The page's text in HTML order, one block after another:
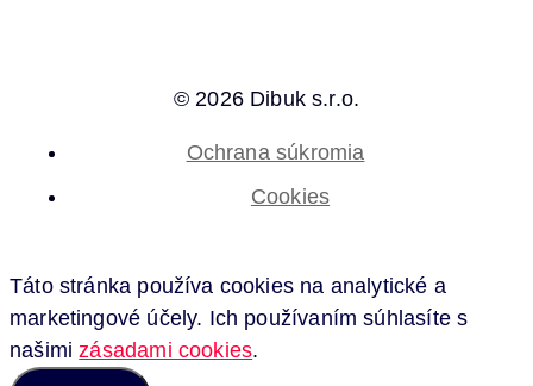
© 2026 Dibuk s.r.o.
Ochrana súkromia
Cookies
Táto stránka používa cookies na analytické a
marketingové účely. Ich používaním súhlasíte s
našimizásadami cookies.